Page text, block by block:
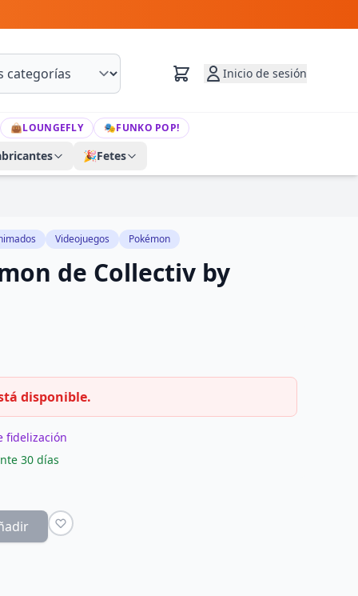
Inicio de sesión
👜LOUNGEFLY 🎭FUNKO POP!
🎉Fetes
Videojuegos Pokémon
de Collectiv by
disponible.
fidelización
30 días